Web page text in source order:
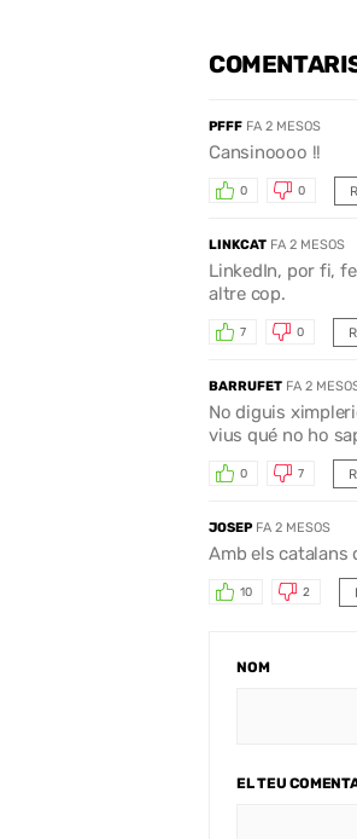
PFFF FA 2 MESOS
Cansinoooo !!
0 0
LINKCAT FA 2 MESOS
LinkedIn, por fi,
altre cop.
7 0
BARRUFET FA 2
No diguis
vius qué no ho
0 7
JOSEP FA 2 MESOS
Amb els catalans
10 2
NOM
EL TEU